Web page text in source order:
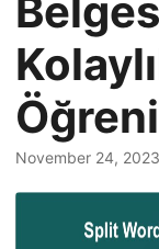
e
ğ
i
ş
t
November 24, 2023